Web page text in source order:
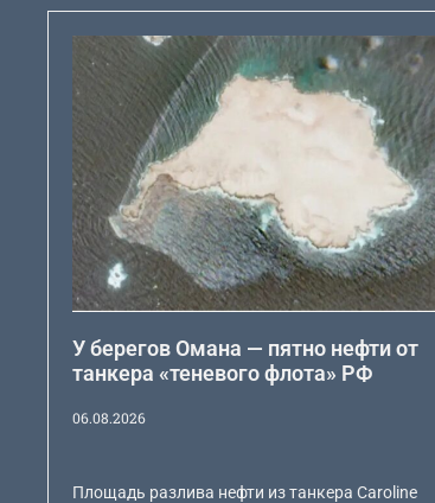
У берегов Омана — пятно нефти от
танкера «теневого флота» РФ
06.08.2026
Площадь разлива нефти из танкера Caroline